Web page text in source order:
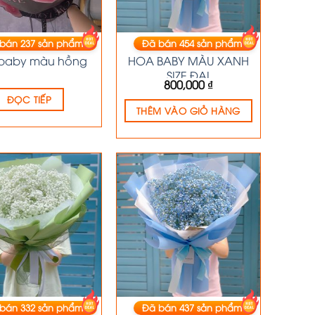
HOA BABY
màu hồng
237sản phẩm
ĐỌC TIẾP
HOA BABY
HOA BABY MÀU XANH
SIZE ĐẠI
800,000₫
Đã bán454sản phẩm
THÊM VÀO GIỎ HÀNG
HOA BABY
332sản phẩm HOA BABY
Đã bán437sản phẩm